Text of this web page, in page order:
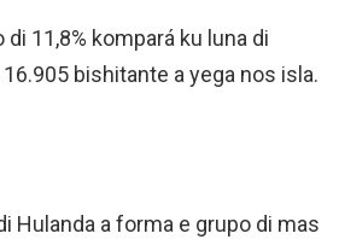
11,8% kompará ku luna di
bishitante a yega nos isla.
Hulanda a forma e grupo di mas